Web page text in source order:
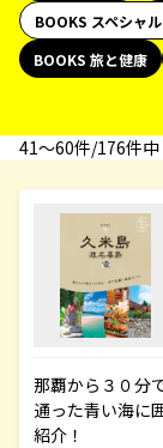
BOOKS スペシャ
BOOKS 旅と健康
41〜60件/176件中
那覇から３０分
通った青い海に
紹介！